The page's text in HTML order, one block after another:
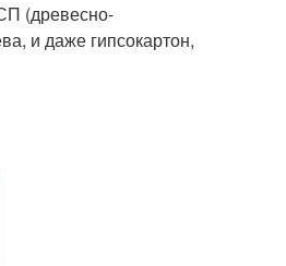
(древесно-
и даже гипсокартон,